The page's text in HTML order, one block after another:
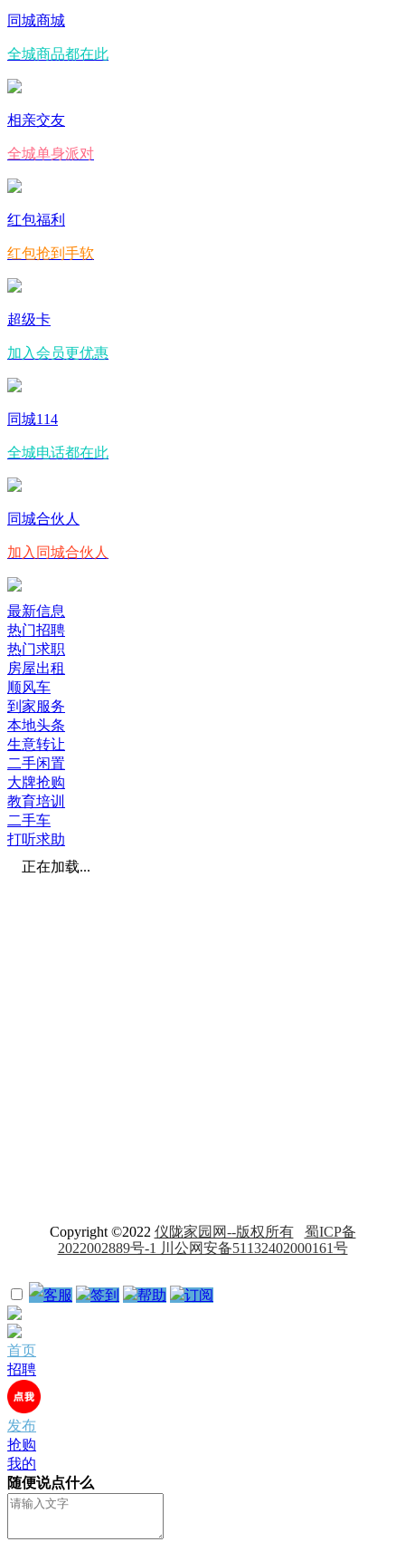
同城商城
全城商品都在此
相亲交友
全城单身派对
红包福利
红包抢到手软
超级卡
加入会员更优惠
同城114
全城电话都在此
同城合伙人
加入同城合伙人
最新信息
热门招聘
热门求职
房屋出租
顺风车
到家服务
本地头条
生意转让
二手闲置
大牌抢购
教育培训
二手车
打听求助
正在加载...
Copyright ©2022 仪陇家园网--版权所有
蜀ICP备
2022002889号-1 川公网安备51132402000161号
客服 签到 帮助 订阅
首页
招聘
发布
抢购
我的
随便说点什么